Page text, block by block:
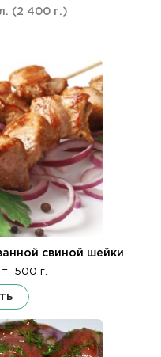
(2 400 г.)
свиной шейки
= 500 г.